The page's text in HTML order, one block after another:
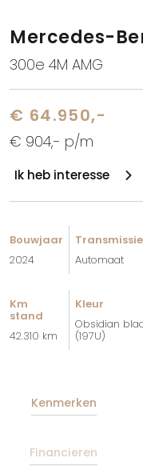
Mercedes-
300e 4M AMG
€ 64.950,-
€ 904,- p/m
Ik heb interesse
Bouwjaar
2024
Transmissie
Automaat
Km
stand
42.310 km
Kleur
Obsidian
(197U)
Kenmerken
Financieren